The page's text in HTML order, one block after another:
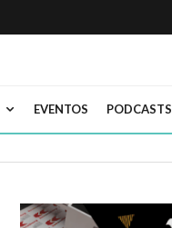
EVENTOS PODCASTS